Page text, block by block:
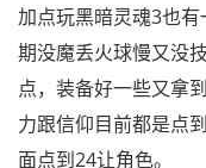
加点玩黑暗灵魂3也
期没魔丢火球慢又没
点，装备好一些又拿
力跟信仰目前都是点
面点到24让角色。